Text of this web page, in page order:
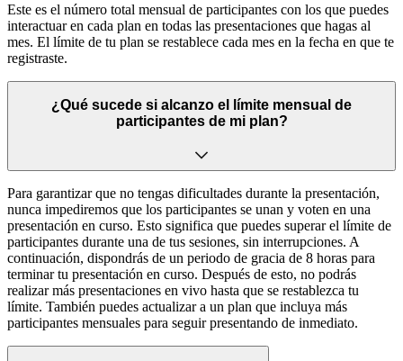
Este es el número total mensual de participantes con los que puedes
interactuar en cada plan en todas las presentaciones que hagas al
mes. El límite de tu plan se restablece cada mes en la fecha en que te
registraste.
¿Qué sucede si alcanzo el límite mensual de
participantes de mi plan?
Para garantizar que no tengas dificultades durante la presentación,
nunca impediremos que los participantes se unan y voten en una
presentación en curso. Esto significa que puedes superar el límite de
participantes durante una de tus sesiones, sin interrupciones. A
continuación, dispondrás de un periodo de gracia de 8 horas para
terminar tu presentación en curso. Después de esto, no podrás
realizar más presentaciones en vivo hasta que se restablezca tu
límite. También puedes actualizar a un plan que incluya más
participantes mensuales para seguir presentando de inmediato.